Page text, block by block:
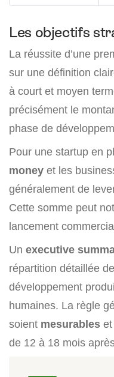
Les objectifs
La réussite d’une
sur une définition
à court et moyen
précisément le
phase de
Pour une startup en
money et les
généralement de
Cette somme peut
lancement
Un executive
répartition détaillée
développement
humaines. La règle
soient mesurables et
de 12 à 18 mois